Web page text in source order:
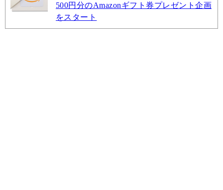
500円分のAmazonギフト券プレゼント企画
をスタート